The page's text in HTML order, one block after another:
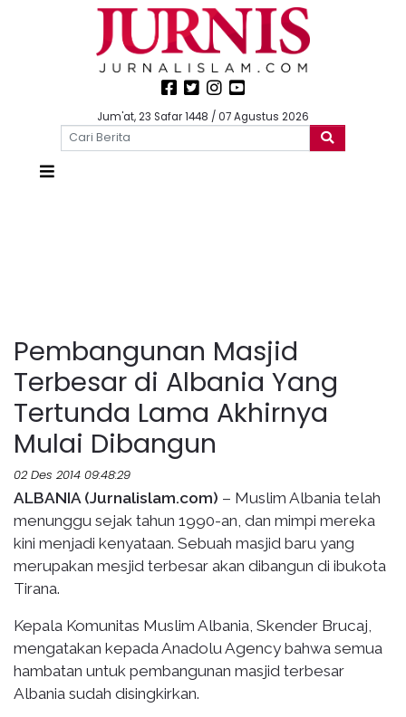
Jum'at, 23 Safar 1448 / 07 Agustus 2026
Pembangunan Masjid
Terbesar di Albania Yang
Tertunda Lama Akhirnya
Mulai Dibangun
02 Des 2014 09:48:29
ALBANIA (Jurnalislam.com) – Muslim Albania telah
menunggu sejak tahun 1990-an, dan mimpi mereka
kini menjadi kenyataan. Sebuah masjid baru yang
merupakan mesjid terbesar akan dibangun di ibukota
Tirana.
Kepala Komunitas Muslim Albania, Skender Brucaj,
mengatakan kepada Anadolu Agency bahwa semua
hambatan untuk pembangunan masjid terbesar
Albania sudah disingkirkan.